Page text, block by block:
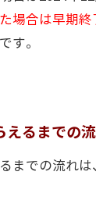
場合は早期
です。
えるまでの
までの流れ